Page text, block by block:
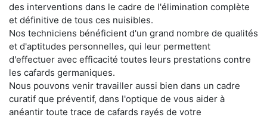
des interventions dans le cadre de l'élimination complète
et définitive de tous ces nuisibles.
Nos techniciens bénéficient d'un grand nombre de qualités
et d'aptitudes personnelles, qui leur permettent
d'effectuer avec efficacité toutes leurs prestations contre
les cafards germaniques.
Nous pouvons venir travailler aussi bien dans un cadre
curatif que préventif, dans l'optique de vous aider à
anéantir toute trace de cafards rayés de votre